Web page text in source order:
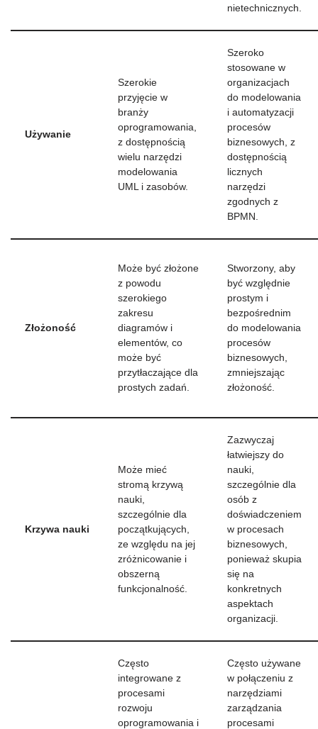
nietechnicznych.
Używanie
Szerokie
przyjęcie w
branży
oprogramowania,
z dostępnością
wielu narzędzi
modelowania
UML i zasobów.
Szeroko
stosowane w
organizacjach
do modelowania
i automatyzacji
procesów
biznesowych, z
dostępnością
licznych
narzędzi
zgodnych z
BPMN.
Złożoność
Może być złożone
z powodu
szerokiego
zakresu
diagramów i
elementów, co
może być
przytłaczające dla
prostych zadań.
Stworzony, aby
być względnie
prostym i
bezpośrednim
do modelowania
procesów
biznesowych,
zmniejszając
złożoność.
Krzywa nauki
Może mieć
stromą krzywą
nauki,
szczególnie dla
początkujących,
ze względu na jej
zróżnicowanie i
obszerną
funkcjonalność.
Zazwyczaj
łatwiejszy do
nauki,
szczególnie dla
osób z
doświadczeniem
w procesach
biznesowych,
ponieważ skupia
się na
konkretnych
aspektach
organizacji.
Często
integrowane z
procesami
rozwoju
oprogramowania i
Często używane
w połączeniu z
narzędziami
zarządzania
procesami